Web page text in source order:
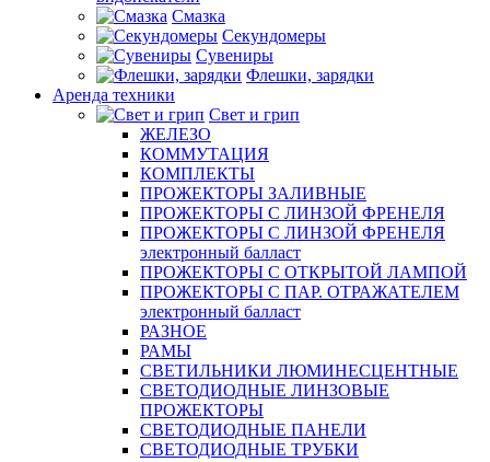
Смазка
Секундомеры
Сувениры
Флешки, зарядки
Аренда техники
Свет и грип
ЖЕЛЕЗО
КОММУТАЦИЯ
КОМПЛЕКТЫ
ПРОЖЕКТОРЫ ЗАЛИВНЫЕ
ПРОЖЕКТОРЫ С ЛИНЗОЙ ФРЕНЕЛЯ
ПРОЖЕКТОРЫ С ЛИНЗОЙ ФРЕНЕЛЯ
электронный балласт
ПРОЖЕКТОРЫ С ОТКРЫТОЙ ЛАМПОЙ
ПРОЖЕКТОРЫ С ПАР. ОТРАЖАТЕЛЕМ
электронный балласт
РАЗНОЕ
РАМЫ
СВЕТИЛЬНИКИ ЛЮМИНЕСЦЕНТНЫЕ
СВЕТОДИОДНЫЕ ЛИНЗОВЫЕ
ПРОЖЕКТОРЫ
СВЕТОДИОДНЫЕ ПАНЕЛИ
СВЕТОДИОДНЫЕ ТРУБКИ